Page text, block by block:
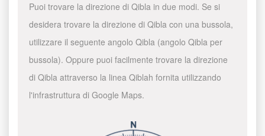
Puoi trovare la direzione di Qibla in due modi. Se si
desidera trovare la direzione di Qibla con una bussola,
utilizzare il seguente angolo Qibla (angolo Qibla per
bussola). Oppure puoi facilmente trovare la direzione
di Qibla attraverso la linea Qiblah fornita utilizzando
l'infrastruttura di Google Maps.